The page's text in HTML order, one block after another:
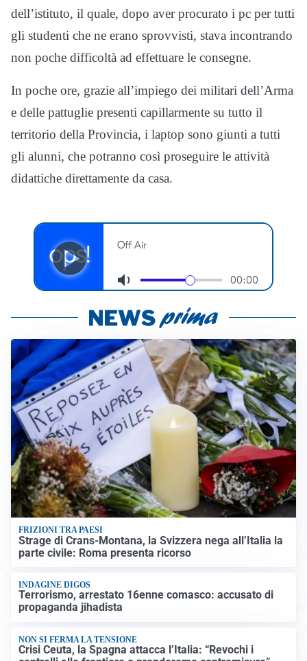
dell’istituto, il quale, dopo aver procurato i pc per tutti
gli studenti che ne erano sprovvisti, stava incontrando
non poche difficoltà ad effettuare le consegne.
In poche ore, grazie all’impiego dei militari dell’Arma
e delle pattuglie presenti capillarmente su tutto il
territorio della Provincia, i laptop sono giunti a tutti
gli alunni, che potranno così proseguire le attività
didattiche direttamente da casa.
FRIZIONI TRA PAESI
Strage di Crans-Montana, la Svizzera nega all’Italia la
parte civile: Roma presenta ricorso
INDAGINE DIGOS
Terrorismo, arrestato 16enne comasco: accusato di
propaganda jihadista
NON SI FERMA LA TENSIONE
Crisi Ceuta, la Spagna attacca l’Italia: “Revochi i